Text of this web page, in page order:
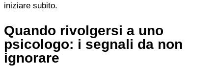
iniziare subito.
Quando rivolgersi a uno
psicologo: i segnali da non
ignorare